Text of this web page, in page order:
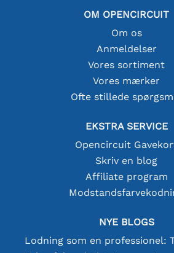
OM OPENCIRCUIT
Om os
Anmeldelser
Vores sortiment
Vores mærker
Ofte stillede
EKSTRA SERVICE
Opencircuit
Skriv en blog
Affiliate program
NYE BLOGS